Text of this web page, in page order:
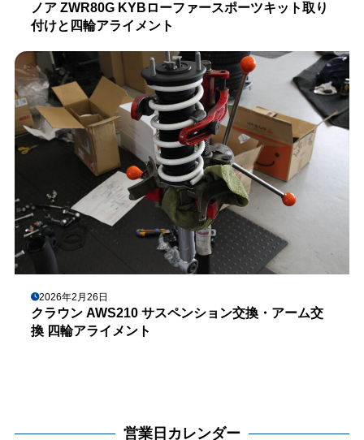
ノア ZWR80G KYBローファースポーツキット取り
付けと四輪アライメント
2026年2月26日
クラウン AWS210 サスペンション交換・アーム交
換 四輪アライメント
営業日カレンダー